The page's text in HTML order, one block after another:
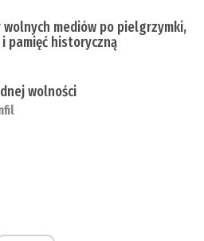
wolnych mediów po pielgrzymki,
pamięć historyczną
wolności